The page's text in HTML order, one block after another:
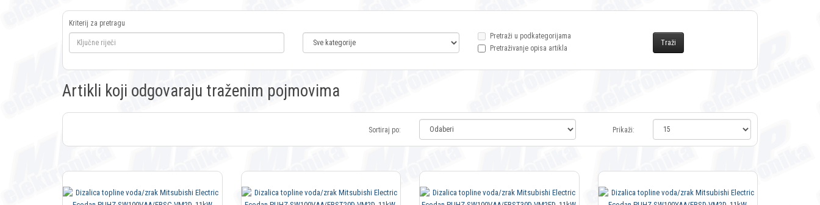
Kriterij za pretragu
Pretraži u podkategorijama
Pretraživanje opisa artikla
Artikli koji odgovaraju traženim pojmovima
Sortiraj po: Prikaži: